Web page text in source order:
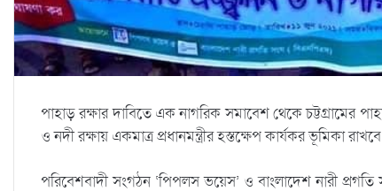
পাহাড় রক্ষার দাবিতে এক নাগরিক সমাবেশ থেকে চট্টগ্রামের
ও নদী রক্ষায় একমাত্র প্রধানমন্ত্রীর হস্তক্ষেপ কার্যকর ভূমিকা
পরিবেশবাদী সংগঠন ‘পিপলস ভয়েস’ ও বাংলাদেশ নারী